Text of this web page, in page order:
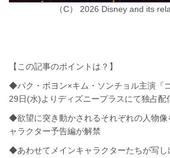
（C） 2026 Disney and its
【この記事のポイントは？】
◆パク・ボヨン×キム・ソンチョル主演『
29日(水)よりディズニープラスにて独占配
◆欲望に突き動かされるそれぞれの人物像
ャラクター予告編が解禁
◆あわせてメインキャラクターたちが写し